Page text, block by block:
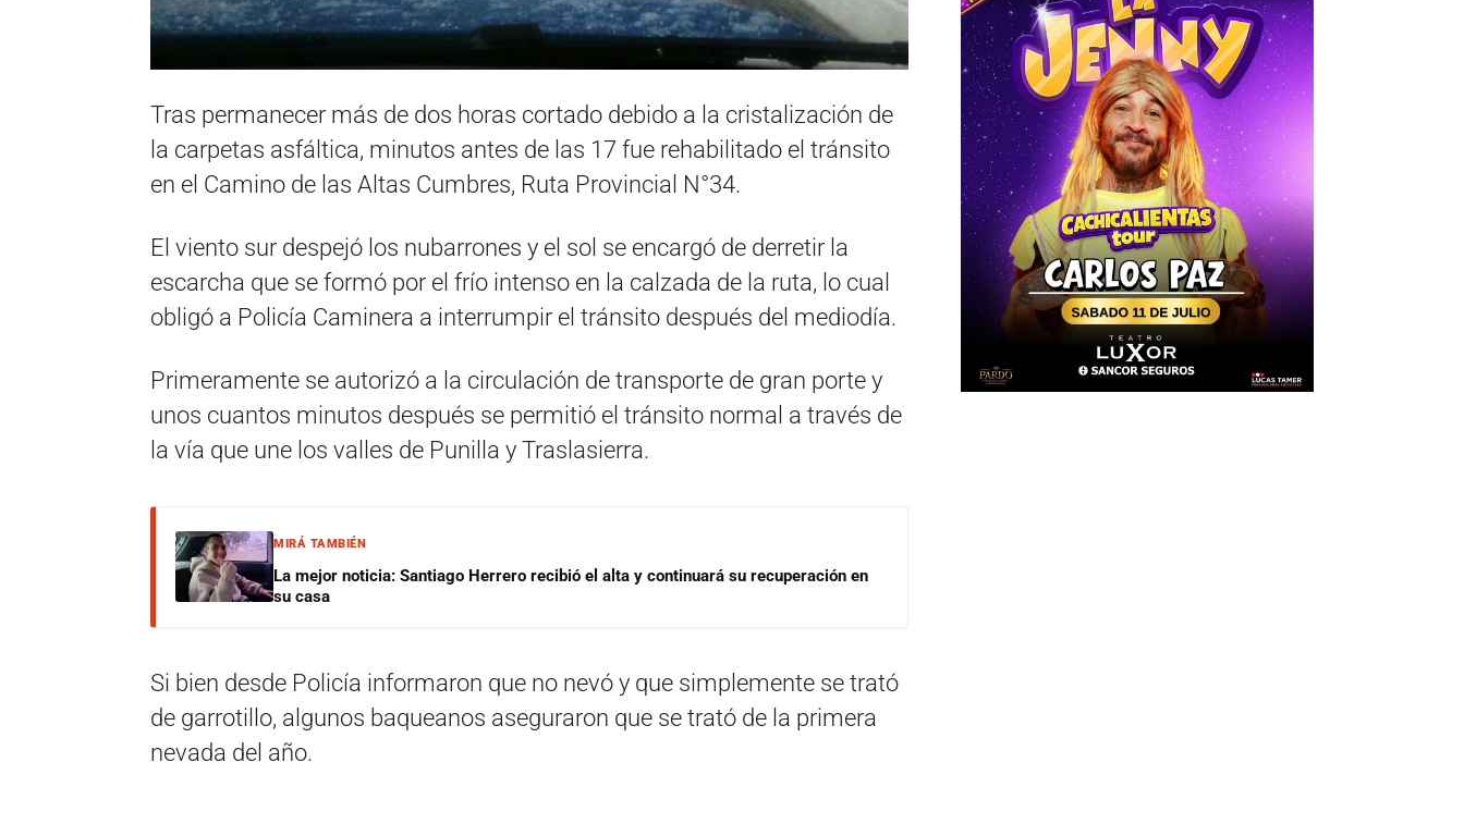
Tras permanecer más de dos horas cortado debido a la cristalización de
la carpetas asfáltica, minutos antes de las 17 fue rehabilitado el tránsito
en el Camino de las Altas Cumbres, Ruta Provincial N°34.
El viento sur despejó los nubarrones y el sol se encargó de derretir la
escarcha que se formó por el frío intenso en la calzada de la ruta, lo cual
obligó a Policía Caminera a interrumpir el tránsito después del mediodía.
Primeramente se autorizó a la circulación de transporte de gran porte y
unos cuantos minutos después se permitió el tránsito normal a través de
la vía que une los valles de Punilla y Traslasierra.
MIRÁ TAMBIÉN
La mejor noticia: Santiago Herrero recibió el alta y continuará su recuperación en
su casa
Si bien desde Policía informaron que no nevó y que simplemente se trató
de garrotillo, algunos baqueanos aseguraron que se trató de la primera
nevada del año.